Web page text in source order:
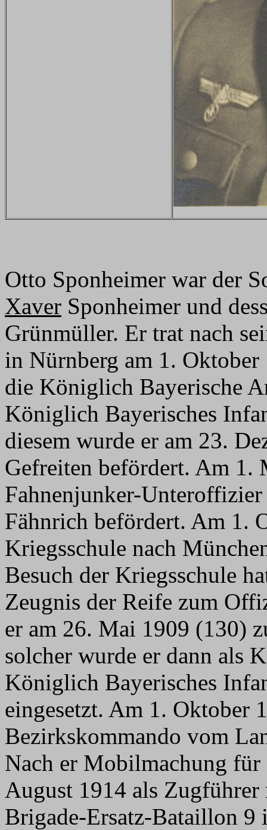
Otto Sponheimer war der
Xaver Sponheimer und
Grünmüller. Er trat nach
in Nürnberg am 1.
die Königlich Bayerische
Königlich Bayerisches
diesem wurde er am 23.
Gefreiten befördert. Am 1.
Fahnenjunker-
Fähnrich befördert. Am 1.
Kriegsschule nach
Besuch der Kriegsschule
Zeugnis der Reife zum
er am 26. Mai 1909 (130)
solcher wurde er dann als
Königlich Bayerisches
eingesetzt. Am 1. Oktober
Bezirkskommando vom
Nach er Mobilmachung
August 1914 als
Brigade-Ersatz-Bataillon 9